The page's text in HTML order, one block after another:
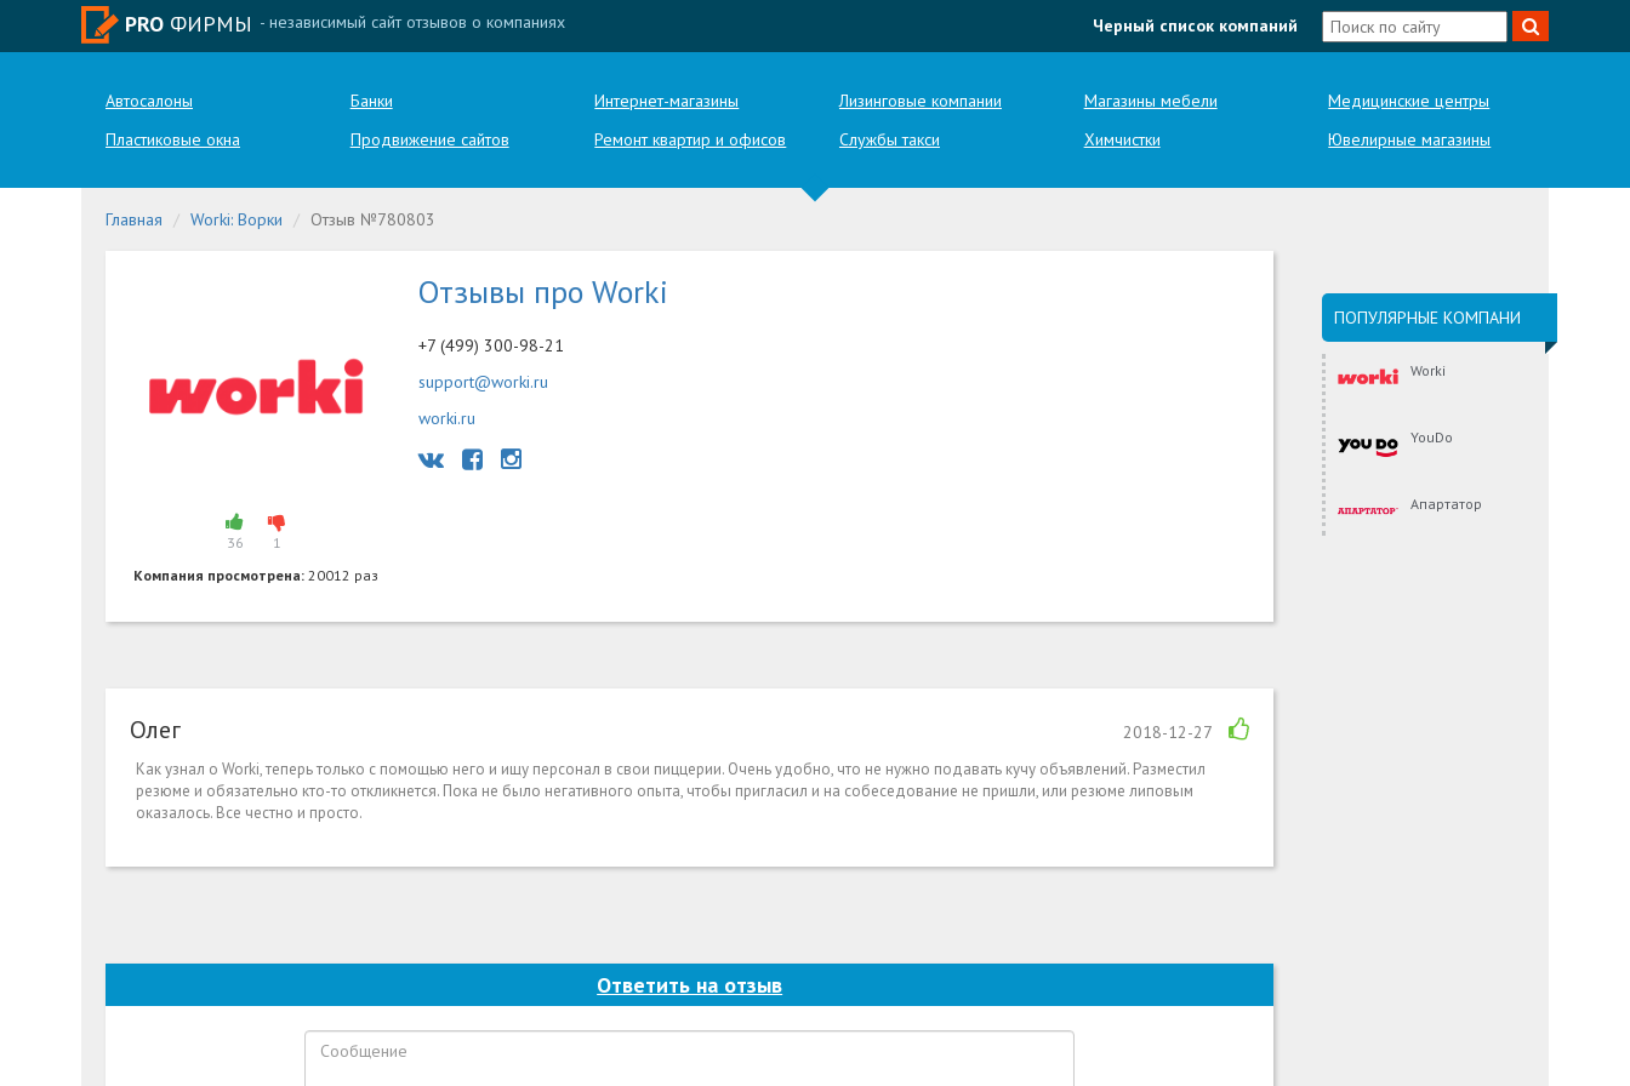
PRO ФИРМЫ - независимый сайт отзывов о компаниях Черный список компаний
Автосалоны Банки Интернет-магазины Лизинговые компании Магазины мебели
Медицинские центры
Пластиковые окна
Продвижение сайтов Ремонт квартир и офисов Службы такси Химчистки Ювелирные магазины
Главная Worki: Ворки Отзыв №780803
36
1
Компания просмотрена:20012 раз
Отзывы про Worki
+7 (499) 300-98-21
support@worki.ru
worki.ru
Олег 2018-12-27
Как узнал о Worki, теперь только с помощью него и ищу персонал в свои пиццерии. Очень удобно, что не нужно подавать кучу объявлений. Разместил
резюме и обязательно кто-то откликнется. Пока не было негативного опыта, чтобы пригласил и на собеседование не пришли, или резюме липовым
оказалось. Все честно и просто.
Ответить на отзыв
ПОПУЛЯРНЫЕ КОМПАНИ
Worki
YouDo
Апартатор